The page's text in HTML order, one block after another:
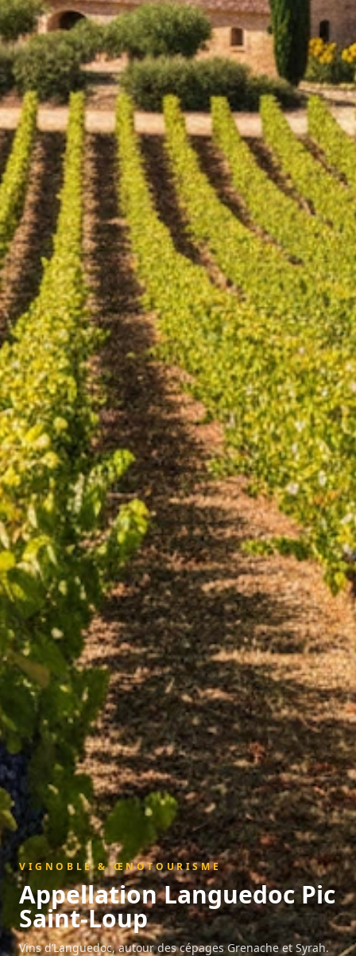
VIGNOBLE & ŒNOTOURISME
AppellationLanguedoc Pic
Saint-Loup
Vins d’Languedoc, autour des cépages Grenache et Syrah.